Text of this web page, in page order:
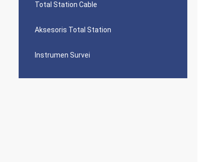
Total Station Cable
Aksesoris Total Station
Instrumen Survei